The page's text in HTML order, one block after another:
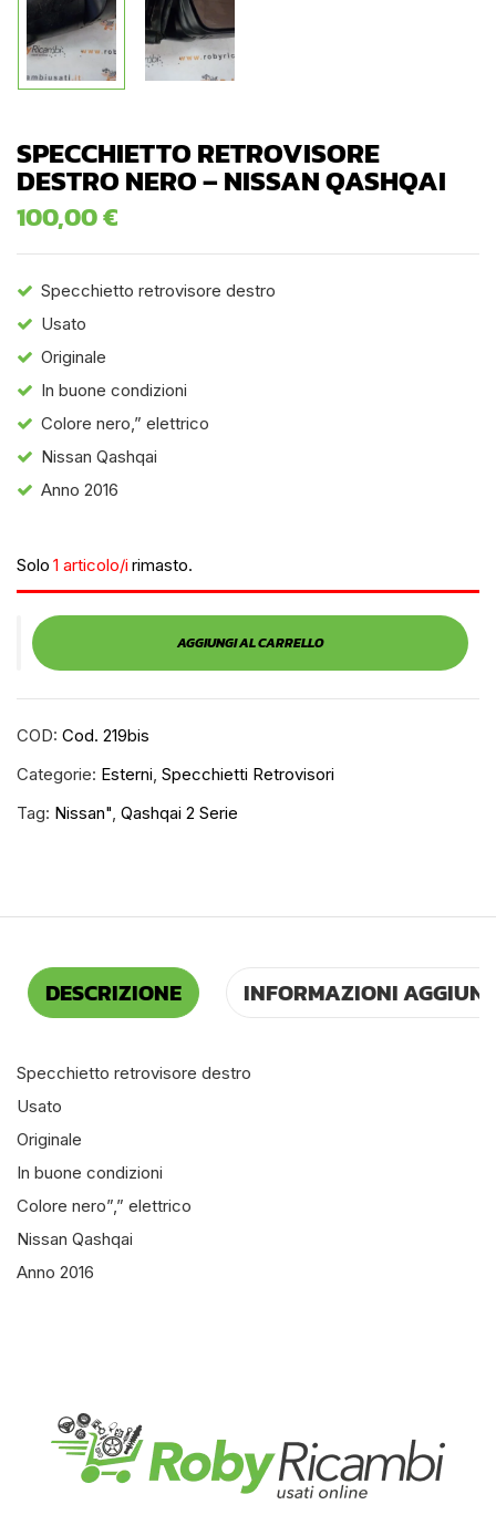
SPECCHIETTO RETROVISORE
DESTRO NERO – NISSAN QASHQAI
100,00€
Specchietto retrovisore destro
Usato
Originale
In buone condizioni
Colore nero,” elettrico
Nissan Qashqai
Anno 2016
Solo 1 articolo/i rimasto.
AGGIUNGI AL CARRELLO
COD: Cod. 219bis
Categorie: Esterni, Specchietti Retrovisori
Tag: Nissan", Qashqai 2 Serie
DESCRIZIONE INFORMAZIONI
Specchietto retrovisore destro
Usato
Originale
In buone condizioni
Colore nero”,” elettrico
Nissan Qashqai
Anno 2016